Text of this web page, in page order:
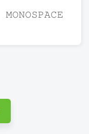
𝙼𝙾𝙽𝙾𝚂𝙿𝙰𝙲𝙴